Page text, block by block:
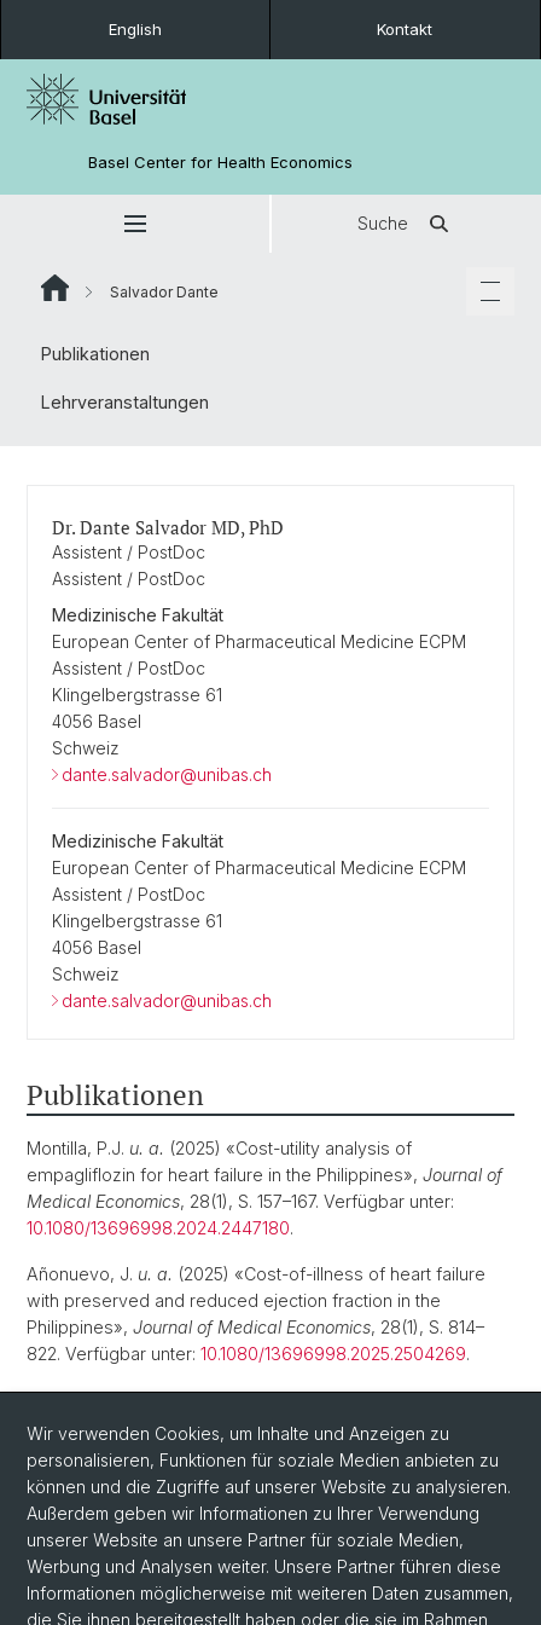
English Kontakt
Basel Center for Health Economics
Suche
Salvador Dante
Publikationen
Lehrveranstaltungen
Dr. Dante Salvador MD, PhD
Assistent / PostDoc
Assistent / PostDoc
Medizinische Fakultät
European Center of Pharmaceutical Medicine ECPM
Assistent / PostDoc
Klingelbergstrasse 61
4056 Basel
Schweiz
dante.salvador@unibas.ch
Medizinische Fakultät
European Center of Pharmaceutical Medicine ECPM
Assistent / PostDoc
Klingelbergstrasse 61
4056 Basel
Schweiz
dante.salvador@unibas.ch
Publikationen
Montilla, P.J. u. a. (2025) «Cost-utility analysis of
empagliflozin for heart failure in the Philippines», Journal of
Medical Economics, 28(1), S. 157–167. Verfügbar unter:
10.1080/13696998.2024.2447180.
Añonuevo, J. u. a. (2025) «Cost-of-illness of heart failure
with preserved and reduced ejection fraction in the
Philippines», Journal of Medical Economics, 28(1), S. 814–
822. Verfügbar unter: 10.1080/13696998.2025.2504269.
Salvador, D.u. a.(2024) «Changes in fasting plasma
glucose and subclinical atherosclerosis: A cohort study
from VIPVIZA trial»,Atherosclerosis, 394, S. 117326.
Verfügbar unter:10.1016/j.atherosclerosis.2023.117326 .
Wir verwenden Cookies, um Inhalte und Anzeigen zu
personalisieren, Funktionen für soziale Medien anbieten zu
können und die Zugriffe auf unserer Website zu analysieren.
Außerdem geben wir Informationen zu Ihrer Verwendung
unserer Website an unsere Partner für soziale Medien,
Werbung und Analysen weiter. Unsere Partner führen diese
Informationen möglicherweise mit weiteren Daten zusammen,
die Sie ihnen bereitgestellt haben oder die sie im Rahmen